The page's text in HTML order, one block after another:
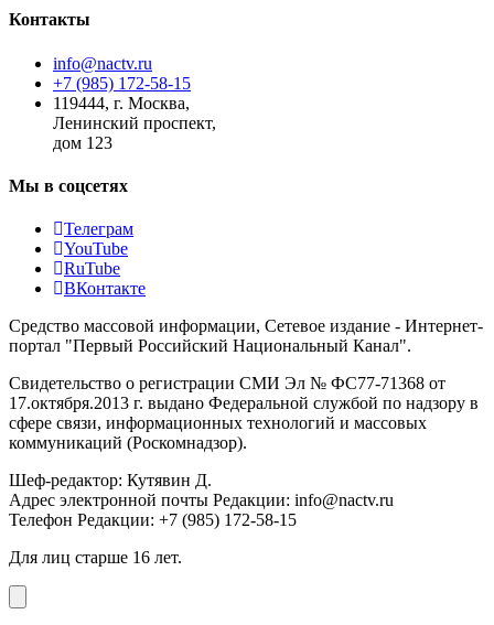
Контакты
info@nactv.ru
+7 (985) 172-58-15
119444, г. Москва,
Ленинский проспект,
дом 123
Мы в соцсетях
Телеграм
YouTube
RuTube
ВКонтакте
Средство массовой информации, Сетевое издание - Интернет-
портал "Первый Российский Национальный Канал".
Свидетельство о регистрации СМИ Эл № ФС77-71368 от
17.октября.2013 г. выдано Федеральной службой по надзору в
сфере связи, информационных технологий и массовых
коммуникаций (Роскомнадзор).
Шеф-редактор: Кутявин Д.
Адрес электронной почты Редакции: info@nactv.ru
Телефон Редакции: +7 (985) 172-58-15
Для лиц старше 16 лет.